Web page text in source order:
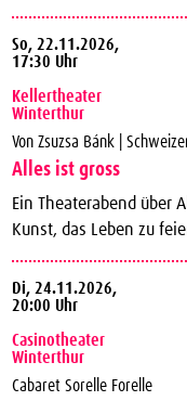
So, 22.11.2026,
17:30 Uhr
Kellertheater
Winterthur
Von Zsuzsa Bánk |
Alles ist gross
Ein Theaterabend über
Kunst, das Leben zu
Di, 24.11.2026,
20:00 Uhr
Casinotheater
Winterthur
Cabaret Sorelle Forelle